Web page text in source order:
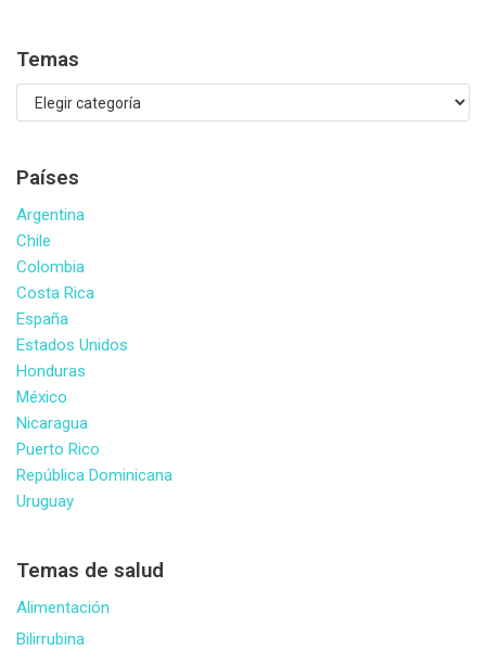
Temas
Países
Argentina
Chile
Colombia
Costa Rica
España
Estados Unidos
Honduras
México
Nicaragua
Puerto Rico
República Dominicana
Uruguay
Temas de salud
Alimentación
Bilirrubina